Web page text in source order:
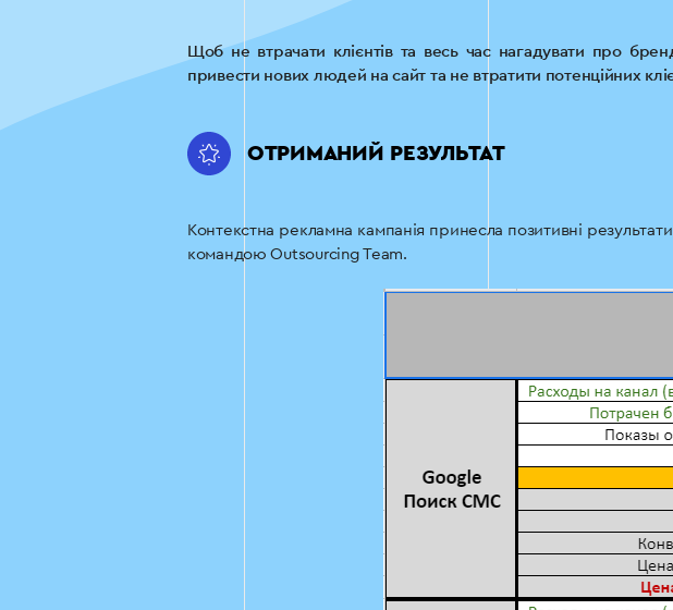
Щоб не втрачати клієнтів та весь час нагадувати про
привести нових людей на сайт та не втратити потенційних
ОТРИМАНИЙ РЕЗУЛЬТАТ
Контекстна рекламна кампанія принесла позитивні
командою Outsourcing Team.